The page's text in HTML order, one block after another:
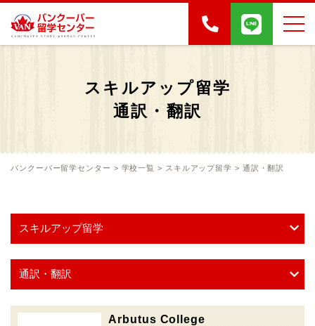
スキルアップ留学
通訳・翻訳
バンクーバー留学センター > 学校一覧 > スキルアップ留学 > 通訳・翻訳
Arbutus College